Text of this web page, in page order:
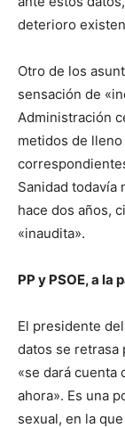
deterioro
Otro de los
sensación de
Administración
metidos de
Sanidad todavía
hace dos años,
«inaudita».
PP y PSOE, a la
El presidente
datos se retrasa
«se dará cuenta
ahora». Es una
sexual, en la